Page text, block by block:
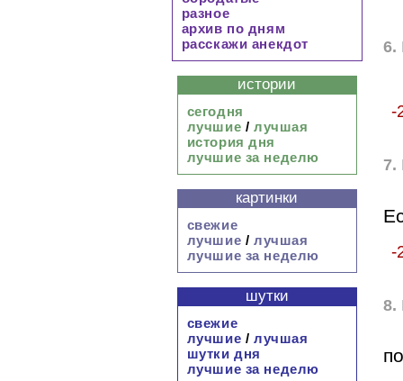
6.
-
7.
-
8.
разное
архив по дням
расскажи анекдот
истории
сегодня
лучшие / лучшая
история дня
лучшие за неделю
картинки
свежие
лучшие / лучшая
лучшие за неделю
шутки
свежие
лучшие / лучшая
шутки дня
лучшие за неделю